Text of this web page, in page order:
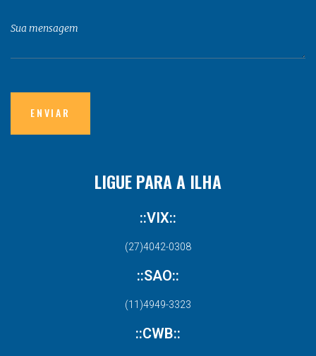
LIGUE PARA A ILHA
::VIX::
(27)4042-0308
::SAO::
(11)4949-3323
::CWB::